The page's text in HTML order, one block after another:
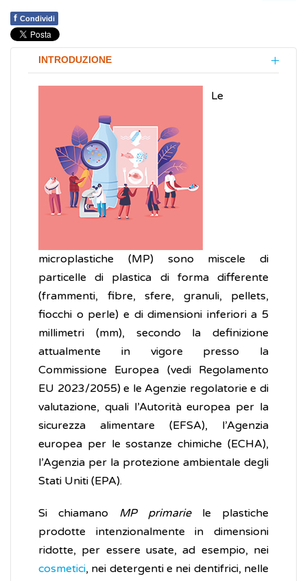
f Condividi
INTRODUZIONE
Le
microplastiche (MP) sono miscele di
particelle di plastica di forma differente
(frammenti, fibre, sfere, granuli, pellets,
fiocchi o perle) e di dimensioni inferiori a 5
millimetri (mm), secondo la definizione
attualmente in vigore presso la
Commissione Europea (vedi Regolamento
EU 2023/2055) e le Agenzie regolatorie e di
valutazione, quali l’Autorità europea per la
sicurezza alimentare (EFSA), l’Agenzia
europea per le sostanze chimiche (ECHA),
l’Agenzia per la protezione ambientale degli
Stati Uniti (EPA).
Si chiamano MP primariele plastiche
prodotte intenzionalmente in dimensioni
ridotte, per essere usate, ad esempio, nei
cosmetici, nei detergenti e nei dentifrici, nelle